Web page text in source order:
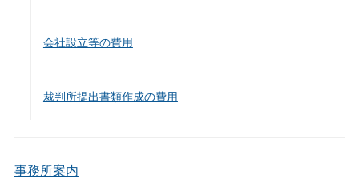
会社設立等の費用
裁判所提出書類作成の費用
事務所案内